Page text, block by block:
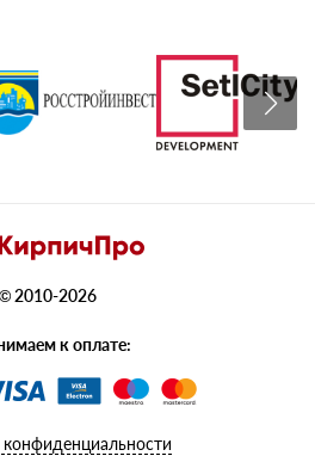
© 2010-2026
к оплате: